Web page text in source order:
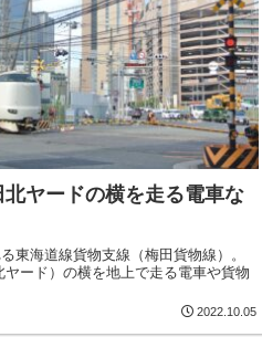
ヤードの横を走る電車な
東海道線貨物支線（梅田貨物線）。
ード）の横を地上で走る電車や貨物
2022.10.05